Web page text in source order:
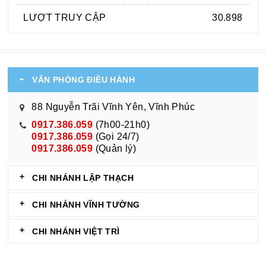
LƯỢT TRUY CẬP 30.898
VĂN PHÒNG ĐIỀU HÀNH
88 Nguyễn Trãi Vĩnh Yên, Vĩnh Phúc
0917.386.059 (7h00-21h0)
0917.386.059 (Gọi 24/7)
0917.386.059 (Quản lý)
CHI NHÁNH LẬP THẠCH
CHI NHÁNH VĨNH TƯỜNG
CHI NHÁNH VIỆT TRÌ